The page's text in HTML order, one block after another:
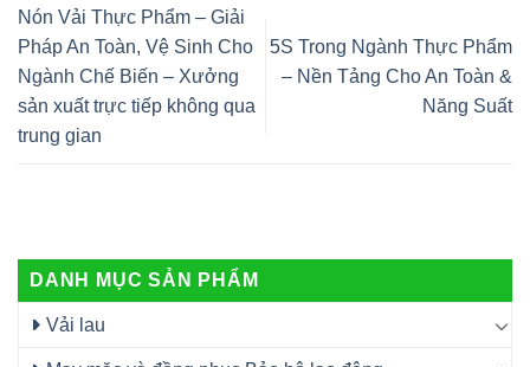
Nón Vải Thực Phẩm – Giải
Pháp An Toàn, Vệ Sinh Cho
Ngành Chế Biến – Xưởng
sản xuất trực tiếp không qua
trung gian
5S Trong Ngành Thực Phẩm
– Nền Tảng Cho An Toàn &
Năng Suất
DANH MỤC SẢN PHẨM
Vải lau